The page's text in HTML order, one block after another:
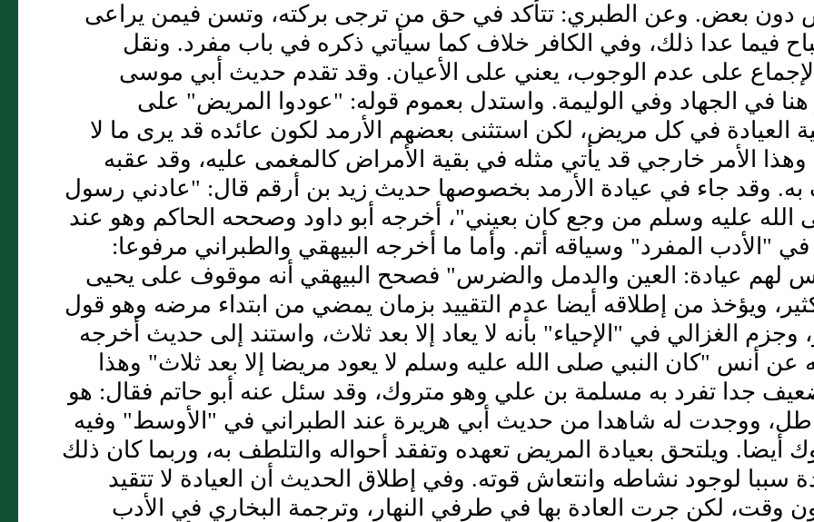
بعض. وعن الطبري: تتأكد في حق من ترجى بركته، وتسن فيمن يراعى
فيما عدا ذلك، وفي الكافر خلاف كما سيأتي ذكره في باب مفرد. ونقل
على عدم الوجوب، يعني على الأعيان. وقد تقدم حديث أبي موسى
هنا في الجهاد وفي الوليمة. واستدل بعموم قوله: "عودوا المريض" على
العيادة في كل مريض، لكن استثنى بعضهم الأرمد لكون عائده قد يرى ما لا
وهذا الأمر خارجي قد يأتي مثله في بقية الأمراض كالمغمى عليه، وقد عقبه
وقد جاء في عيادة الأرمد بخصوصها حديث زيد بن أرقم قال: "عادني رسول
الله عليه وسلم من وجع كان بعيني"، أخرجه أبو داود وصححه الحاكم وهو عند
في "الأدب المفرد" وسياقه أتم. وأما ما أخرجه البيهقي والطبراني مرفوعا:
لهم عيادة: العين والدمل والضرس" فصحح البيهقي أنه موقوف على يحيى
ويؤخذ من إطلاقه أيضا عدم التقييد بزمان يمضي من ابتداء مرضه وهو قول
وجزم الغزالي في "الإحياء" بأنه لا يعاد إلا بعد ثلاث، واستند إلى حديث أخرجه
عن أنس "كان النبي صلى الله عليه وسلم لا يعود مريضا إلا بعد ثلاث" وهذا
جدا تفرد به مسلمة بن علي وهو متروك، وقد سئل عنه أبو حاتم فقال: هو
ووجدت له شاهدا من حديث أبي هريرة عند الطبراني في "الأوسط" وفيه
أيضا. ويلتحق بعيادة المريض تعهده وتفقد أحواله والتلطف به، وربما كان ذلك
سببا لوجود نشاطه وانتعاش قوته. وفي إطلاق الحديث أن العيادة لا تتقيد
وقت، لكن جرت العادة بها في طرفي النهار، وترجمة البخاري في الأدب